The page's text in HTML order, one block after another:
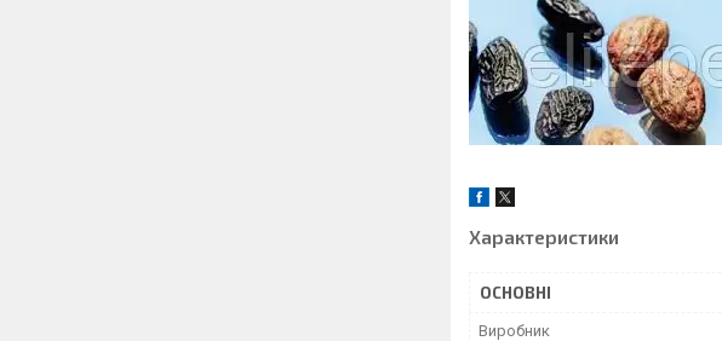
Характеристики
ОСНОВНІ
Виробник